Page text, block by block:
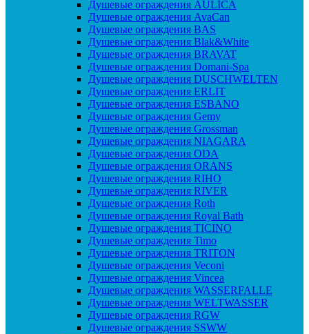
Душевые ограждения AULICA
Душевые ограждения AvaCan
Душевые ограждения BAS
Душевые ограждения Blak&White
Душевые ограждения BRAVAT
Душевые ограждения Domani-Spa
Душевые ограждения DUSCHWELTEN
Душевые ограждения ERLIT
Душевые ограждения ESBANO
Душевые ограждения Gemy
Душевые ограждения Grossman
Душевые ограждения NIAGARA
Душевые ограждения ODA
Душевые ограждения ORANS
Душевые ограждения RIHO
Душевые ограждения RIVER
Душевые ограждения Roth
Душевые ограждения Royal Bath
Душевые ограждения TICINO
Душевые ограждения Timo
Душевые ограждения TRITON
Душевые ограждения Veconi
Душевые ограждения Vincea
Душевые ограждения WASSERFALLE
Душевые ограждения WELTWASSER
Душевые ограждения RGW
Душевые ограждения SSWW